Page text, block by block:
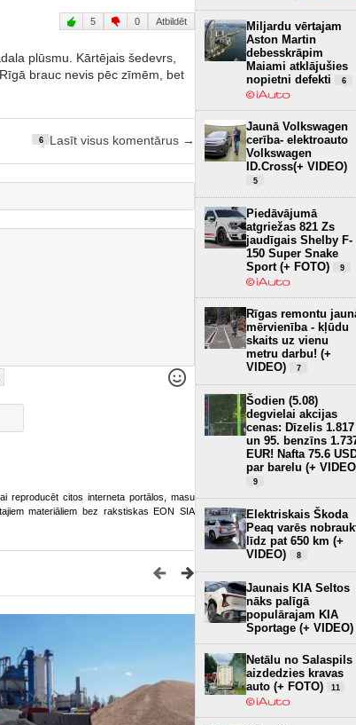
5 0 Atbildēt
plūsmu. Kārtējais šedevrs,
brauc nevis pēc zīmēm, bet
6 Lasīt visus komentārus →
reproducēt citos interneta portālos, masu
materiāliem bez rakstiskas EON SIA
Miljardu vērtajam
Aston Martin
debesskrāpim
Maiami atklājušies
nopietni defekti
6
Jaunā Volkswagen
cerība- elektroauto
Volkswagen
ID.Cross(+ VIDEO)
5
Piedāvājumā
atgriežas 821 Zs
jaudīgais Shelby F-
150 Super Snake
Sport (+ FOTO)
9
Rīgas remontu
mērvienība - kļūdu
skaits uz vienu
metru darbu! (+
VIDEO)
7
Šodien (5.08)
degvielai akcijas
cenas: Dīzelis 1.817
un 95. benzīns
EUR! Nafta 75.6
par barelu (+
9
Elektriskais Škoda
Peaq varēs
līdz pat 650 km (+
VIDEO)
8
Jaunais KIA Seltos
nāks palīgā
populārajam KIA
Sportage (+ VIDEO)
Netālu no Salaspils
aizdedzies kravas
auto (+ FOTO)
11